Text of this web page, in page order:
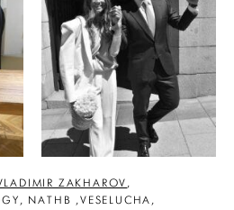
ZAKHAROV ,
NATHB ,VESELUCHA,